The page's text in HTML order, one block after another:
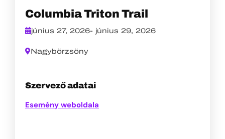
Columbia Triton Trail
június 27, 2026- június 29, 2026
Nagybörzsöny
Szervező adatai
Esemény weboldala